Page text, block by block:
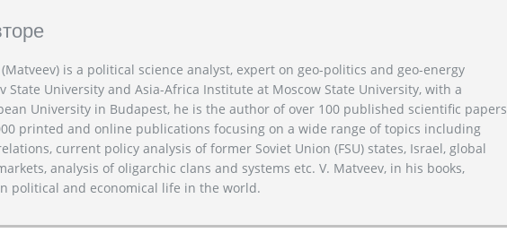
is a political science analyst, expert on geo-politics and geo-energy
State University and Asia-Africa Institute at Moscow State University, with a
University in Budapest, he is the author of over 100 published scientific papers
printed and online publications focusing on a wide range of topics including
current policy analysis of former Soviet Union (FSU) states, Israel, global
analysis of oligarchic clans and systems etc. V. Matveev, in his books,
political and economical life in the world.